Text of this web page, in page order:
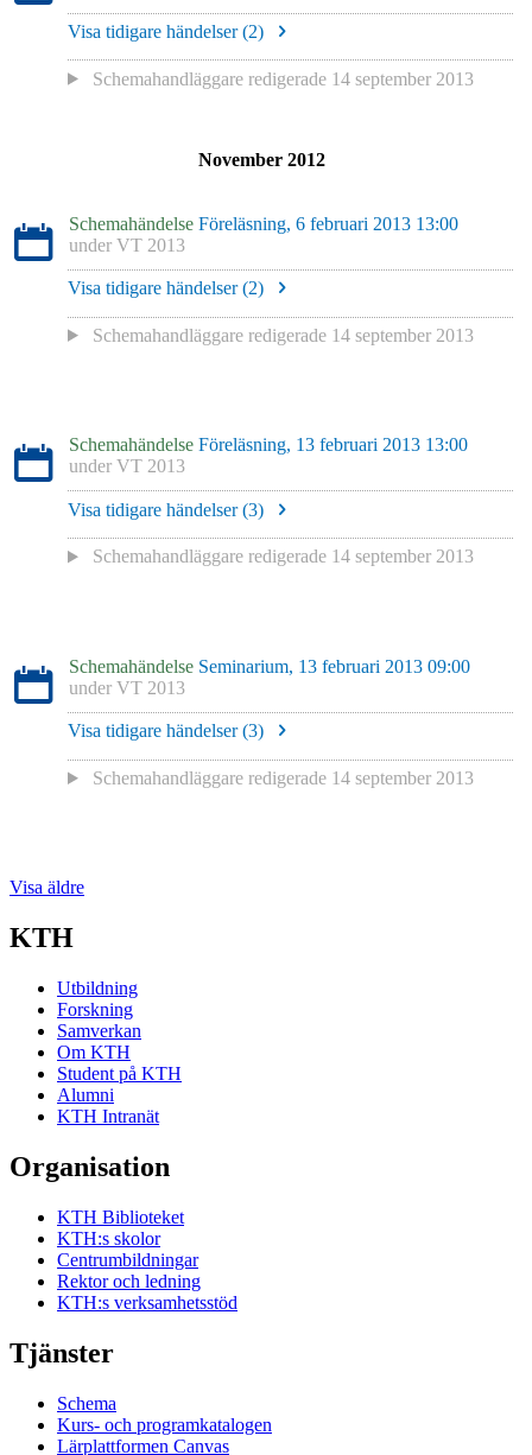
Visa tidigare händelser (2)
Schemahandläggare redigerade 14 september 2013
November 2012
Schemahändelse Föreläsning, 6 februari 2013 13:00
under VT 2013
Visa tidigare händelser (2)
Schemahandläggare redigerade 14 september 2013
Schemahändelse Föreläsning, 13 februari 2013 13:00
under VT 2013
Visa tidigare händelser (3)
Schemahandläggare redigerade 14 september 2013
Schemahändelse Seminarium, 13 februari 2013 09:00
under VT 2013
Visa tidigare händelser (3)
Schemahandläggare redigerade 14 september 2013
Visa äldre
KTH
Utbildning
Forskning
Samverkan
Om KTH
Student på KTH
Alumni
KTH Intranät
Organisation
KTH Biblioteket
KTH:s skolor
Centrumbildningar
Rektor och ledning
KTH:s verksamhetsstöd
Tjänster
Schema
Kurs- och programkatalogen
Lärplattformen Canvas